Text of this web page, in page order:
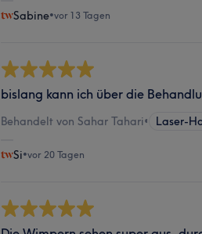
Sabine•vor 13 Tagen
bislang kann ich über die
Behandelt von Sahar Tahari• Laser-
Si•vor 20 Tagen